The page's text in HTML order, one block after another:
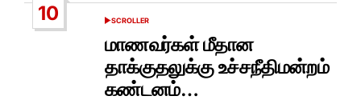
10
POSTED
SCROLLER
மாணவர்கள் மீதான
தாக்குதலுக்கு உச்சநீதிமன்றம்
கண்டனம்…